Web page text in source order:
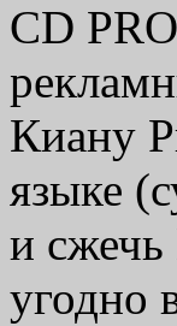
CD
Киану
языке
и
угодно